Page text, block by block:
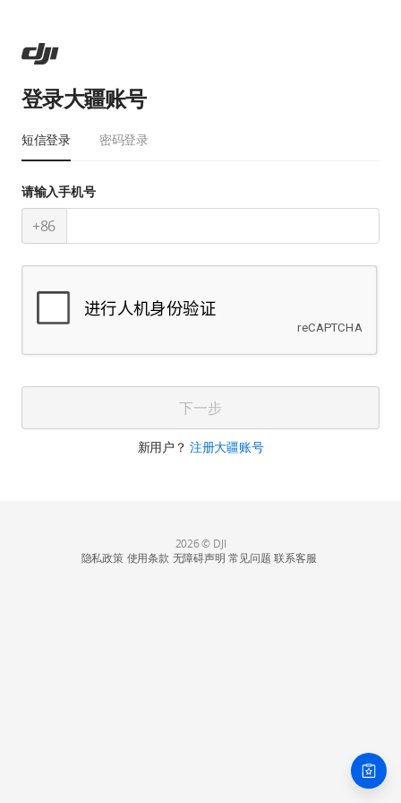
登录大疆账号
短信登录 密码登录
请输入手机号
+86
下一步
新用户？注册大疆账号
2026 © DJI
隐私政策 使用条款 无障碍声明 常见问题 联系客服